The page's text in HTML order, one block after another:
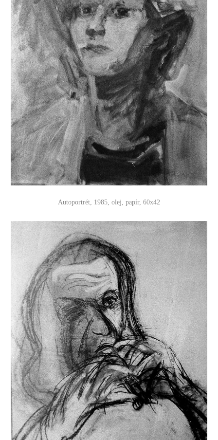
Autoportrét, 1985, olej, papír, 60x42